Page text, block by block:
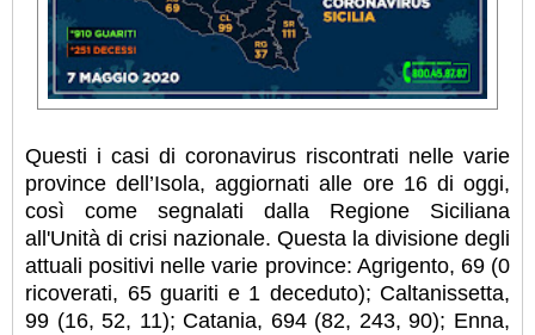
Questi i casi di coronavirus riscontrati nelle varie
province dell’Isola, aggiornati alle ore 16 di oggi,
così come segnalati dalla Regione Siciliana
all'Unità di crisi nazionale. Questa la divisione degli
attuali positivi nelle varie province: Agrigento, 69 (0
ricoverati, 65 guariti e 1 deceduto); Caltanissetta,
99 (16, 52, 11); Catania, 694 (82, 243, 90); Enna,